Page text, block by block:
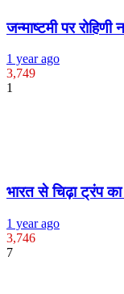
जन्माष्टमी पर
1 year ago
3,749
1
भारत से चिढ़ा ट्रंप
1 year ago
3,746
7